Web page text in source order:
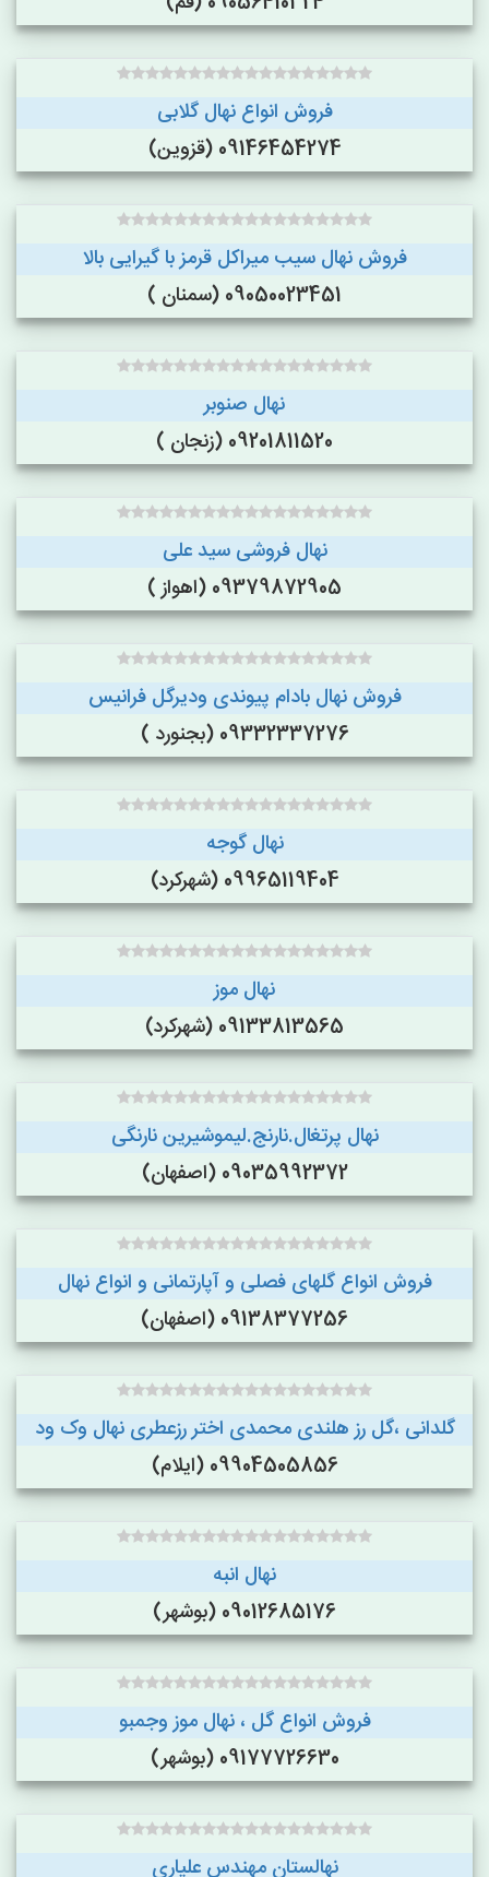
فروش انواع نهال گلابی
09146454274 (قزوین)
فروش نهال سیب میراکل قرمز با گیرایی بالا
09050023451 (سمنان )
نهال صنوبر
09201811520 (زنجان )
نهال فروشی سید علی
09379872905 (اهواز )
فروش نهال بادام پیوندی ودیرگل فرانیس
09332337276 (بجنورد )
نهال گوجه
09965119404 (شهرکرد)
نهال موز
09133813565 (شهرکرد)
نهال پرتغال.نارنج.لیموشیرین نارنگی
09035992372 (اصفهان)
فروش انواع گلهای فصلی و آپارتمانی و انواع نهال
09138377256 (اصفهان)
گلدانی ،گل رز هلندی محمدی اختر رزعطری نهال وک ود
09904505856 (ایلام)
نهال انبه
09012685176 (بوشهر)
فروش انواع گل ، نهال موز وجمبو
09177726630 (بوشهر)
نهالستان مهندس علیاری